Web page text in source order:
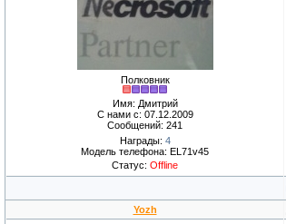
Полковник
Имя: Дмитрий
С нами с: 07.12.2009
Сообщений: 241
Награды: 4
Модель телефона: EL71v45
Статус: Offline
Yozh